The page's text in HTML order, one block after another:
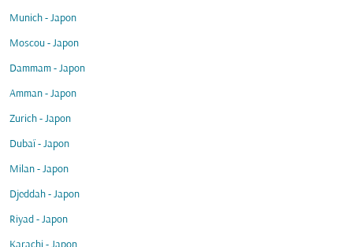
Munich - Japon
Moscou - Japon
Dammam - Japon
Amman - Japon
Zurich - Japon
Dubaï - Japon
Milan - Japon
Djeddah - Japon
Riyad - Japon